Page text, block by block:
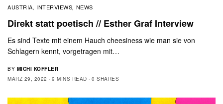
AUSTRIA, INTERVIEWS, NEWS
Direkt statt poetisch // Esther Graf Interview
Es sind Texte mit einem Hauch cheesiness wie man sie von
Schlagern kennt, vorgetragen mit…
BY MICHI KOFFLER
MÄRZ 29, 2022
9 MINS READ 0 SHARES